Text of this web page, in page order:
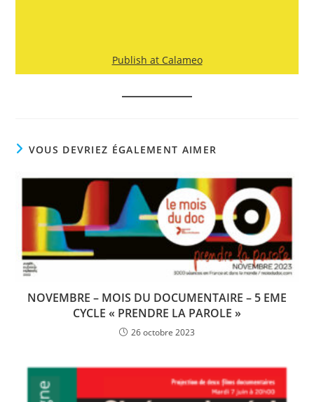
Publish at Calameo
VOUS DEVRIEZ ÉGALEMENT AIMER
NOVEMBRE – MOIS DU DOCUMENTAIRE – 5 EME
CYCLE « PRENDRE LA PAROLE »
26 octobre 2023